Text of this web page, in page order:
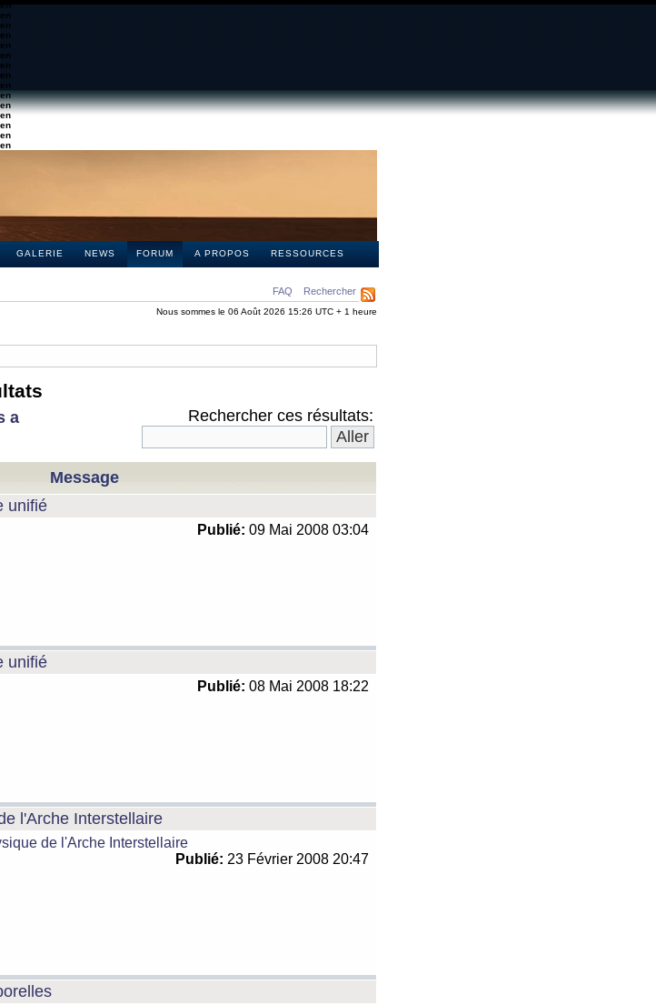
GALERIE NEWS FORUM A PROPOS RESSOURCES
FAQ Rechercher
Nous sommes le 06 Août 2026 15:26 UTC + 1 heure
a
Rechercher ces résultats:
Message
unifié
Publié: 09 Mai 2008 03:04
unifié
Publié: 08 Mai 2008 18:22
l'Arche Interstellaire
de l'Arche Interstellaire
Publié: 23 Février 2008 20:47